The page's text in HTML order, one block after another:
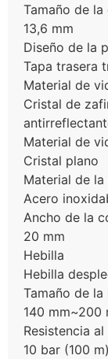
Tamaño de
13,6 mm
Diseño de la
Tapa trasera
Material de
Cristal de
Material de
Cristal plano
Material de la
Acero
Ancho de la
20 mm
Hebilla
Hebilla
Tamaño de la
140 mm~200
Resistencia al
10 bar (100 m)